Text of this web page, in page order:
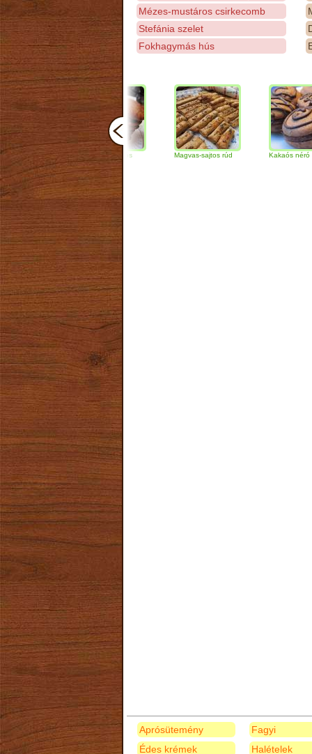
Mézes-mustáros csirkecomb
Stefánia szelet
Fokhagymás hús
Csokoládés-diós
szendvics
Magvas-sajtos rúd Kakaós néró
Aprósütemény
Édes krémek
Fagyi
Halételek